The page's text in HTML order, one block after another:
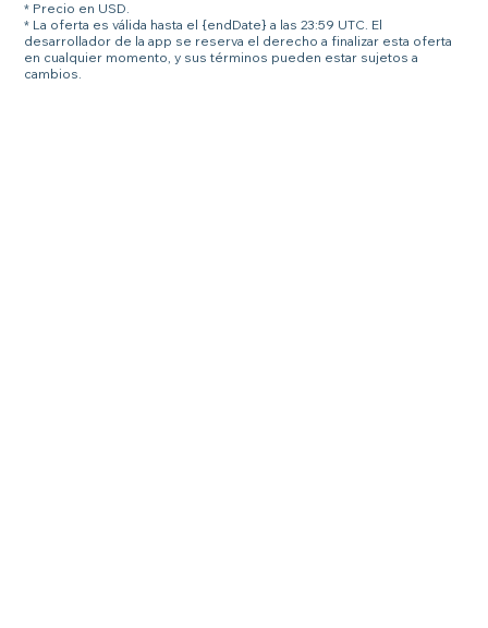
* Precio en USD.
* La oferta es válida hasta el {endDate} a las 23:59 UTC. El
desarrollador de la app se reserva el derecho a finalizar esta oferta
en cualquier momento, y sus términos pueden estar sujetos a
cambios.